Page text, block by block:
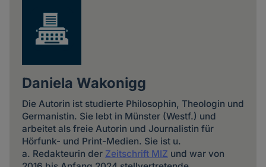
Daniela Wakonigg
Die Autorin ist studierte Philosophin, Theologin und
Germanistin. Sie lebt in Münster (Westf.) und
arbeitet als freie Autorin und Journalistin für
Hörfunk- und Print-Medien. Sie ist u.
a. Redakteurin der Zeitschrift MIZ und war von